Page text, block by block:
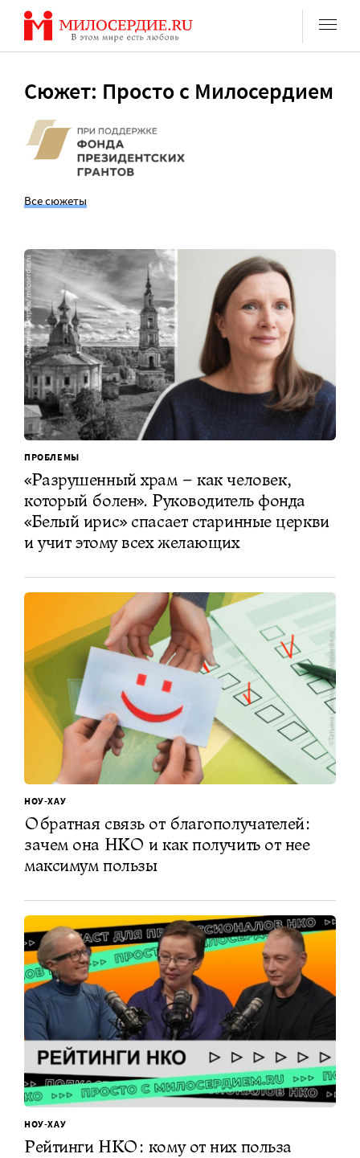
Перейти
содержанию
Сюжет: Просто с Милосердием
Все сюжеты
ПРОБЛЕМЫ
«Разрушенный храм – как человек,
который болен». Руководитель фонда
«Белый ирис» спасает старинные церкви
и учит этому всех желающих
НОУ-ХАУ
Обратная связь от благополучателей:
зачем она НКО и как получить от нее
максимум пользы
НОУ-ХАУ
Рейтинги НКО: кому от них польза